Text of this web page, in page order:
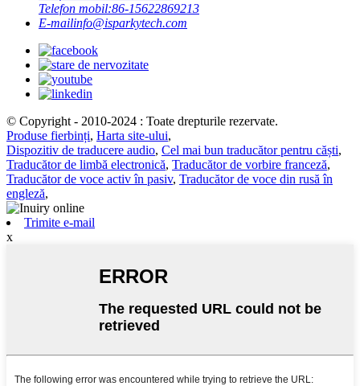
Telefon mobil:86-15622869213
E-mailinfo@isparkytech.com
© Copyright - 2010-2024 : Toate drepturile rezervate.
Produse fierbinți, Harta site-ului,
Dispozitiv de traducere audio, Cel mai bun traducător pentru căști,
Traducător de limbă electronică, Traducător de vorbire franceză,
Traducător de voce activ în pasiv, Traducător de voce din rusă în
engleză,
Trimite e-mail
x